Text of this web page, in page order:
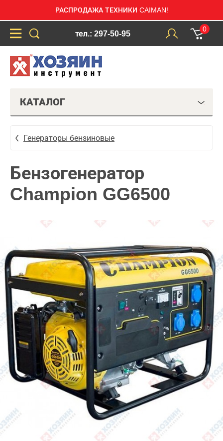
РАСПРОДАЖА ТЕХНИКИ CAIMAN!
тел.: 297-50-95
0
КАТАЛОГ
Генераторы бензиновые
Бензогенератор
Champion GG6500